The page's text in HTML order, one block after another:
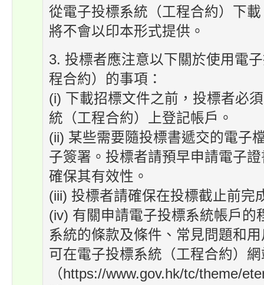
從電子投標系統（工程合約）下
將不會以印本形式提供。
3. 投標者應注意以下關於使用電
程合約）的事項：
(i) 下載招標文件之前，投標者必
統（工程合約）上登記帳戶。
(ii) 某些需要隨投標書遞交的電子
子簽署。投標者請預早申請電子
確保其有效性。
(iii) 投標者請確保在投標截止前完
(iv) 有關申請電子投標系統帳戶的
系統的條款及條件、常見問題和
可在電子投標系統（工程合約）網
（https://www.gov.hk/tc/theme/